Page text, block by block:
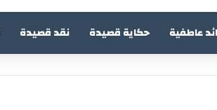
عاطفية حكاية قصيدة نقد قصيدة